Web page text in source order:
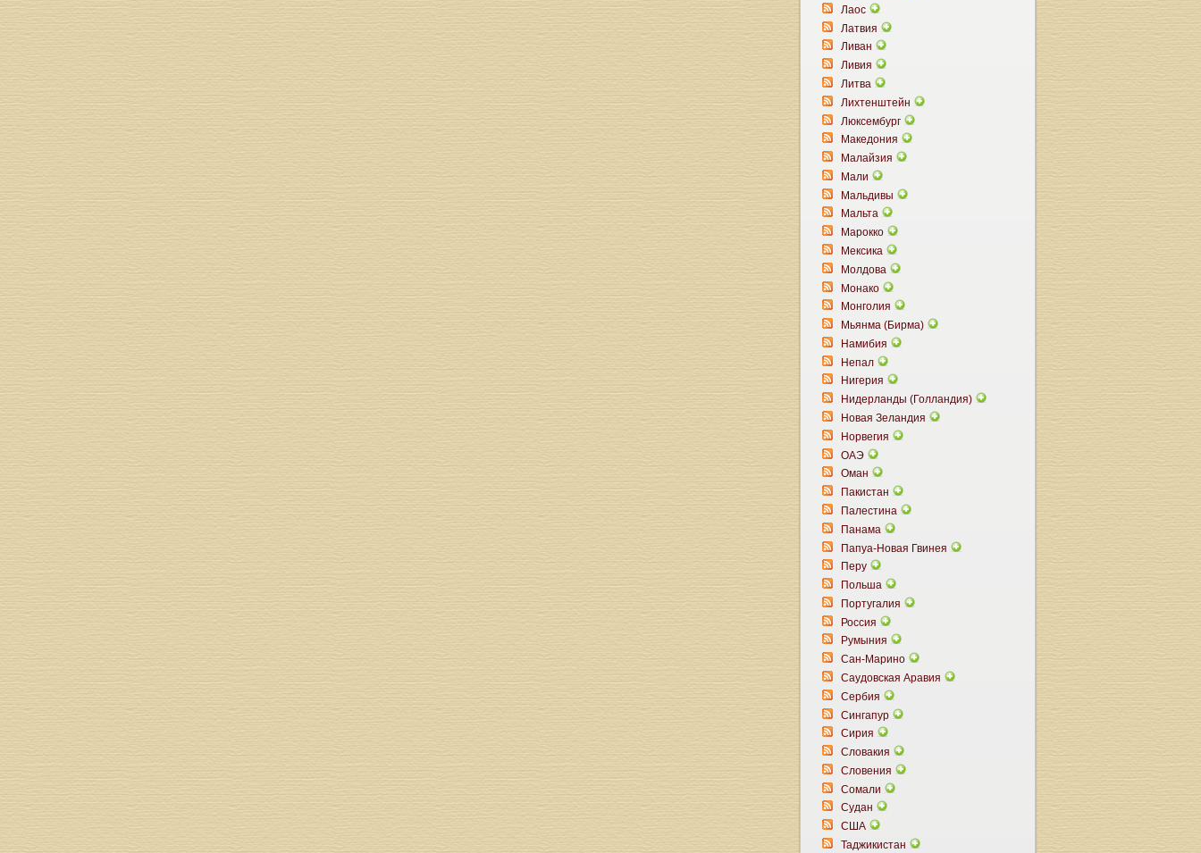
Лаос
Латвия
Ливан
Ливия
Литва
Лихтенштейн
Люксембург
Македония
Малайзия
Мали
Мальдивы
Мальта
Марокко
Мексика
Молдова
Монако
Монголия
Мьянма (Бирма)
Намибия
Непал
Нигерия
Нидерланды (Голландия)
Новая Зеландия
Норвегия
ОАЭ
Оман
Пакистан
Палестина
Панама
Папуа-Новая Гвинея
Перу
Польша
Португалия
Россия
Румыния
Сан-Марино
Саудовская Аравия
Сербия
Сингапур
Сирия
Словакия
Словения
Сомали
Судан
США
Таджикистан